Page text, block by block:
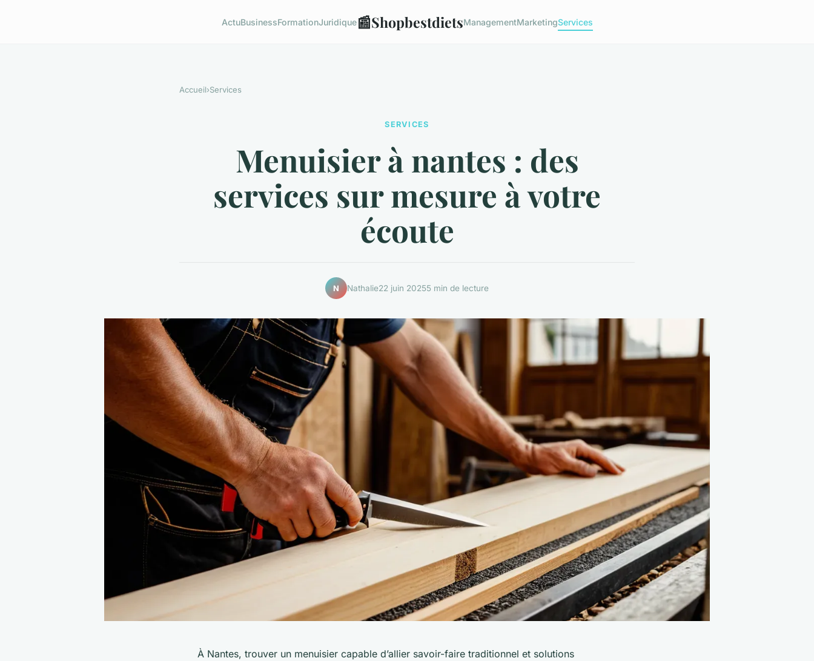
ActuBusinessFormationJuridique📰ShopbestdietsManagementMarketingServices
Accueil›Services
SERVICES
Menuisier à nantes : des
services sur mesure à votre
écoute
N Nathalie22 juin 20255 min de lecture
À Nantes, trouver un menuisier capable d’allier savoir-faire traditionnel et solutions